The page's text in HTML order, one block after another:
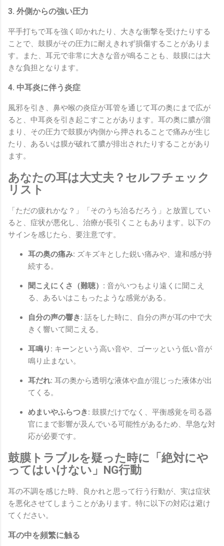
3. 外側からの強い圧力
平手打ちで耳を強く叩かれたり、大きな衝撃を受けたりする
ことで、鼓膜がその圧力に耐えきれず損傷することがありま
す。また、耳元で非常に大きな音が鳴ることも、鼓膜には大
きな負担となります。
4. 中耳炎に伴う炎症
風邪を引き、鼻や喉の炎症が耳管を通じて耳の奥にまで広が
ると、中耳炎を引き起こすことがあります。耳の奥に膿が溜
まり、その圧力で鼓膜が内側から押されることで痛みが生じ
たり、あるいは膜が破れて膿が排出されたりすることがあり
ます。
あなたの耳は大丈夫？セルフチェック
リスト
「ただの疲れかな？」「そのうち治るだろう」と放置してい
ると、症状が悪化し、治療が長引くこともあります。以下の
サインを感じたら、要注意です。
耳の奥の痛み: ズキズキとした鋭い痛みや、違和感が持
続する。
聞こえにくさ（難聴）: 音がいつもより遠くに聞こえ
る、あるいはこもったような感覚がある。
自分の声の響き: 話をした時に、自分の声が耳の中で大
きく響いて聞こえる。
耳鳴り: キーンという高い音や、ゴーッという低い音が
鳴り止まない。
耳だれ: 耳の奥から透明な液体や血が混じった液体が出
てくる。
めまいやふらつき: 鼓膜だけでなく、平衡感覚を司る器
官にまで影響が及んでいる可能性があるため、早急な対
応が必要です。
鼓膜トラブルを疑った時に「絶対にや
ってはいけない」NG行動
耳の不調を感じた時、良かれと思って行う行動が、実は症状
を悪化させてしまうことがあります。特に以下の対応は避け
てください。
耳の中を頻繁に触る